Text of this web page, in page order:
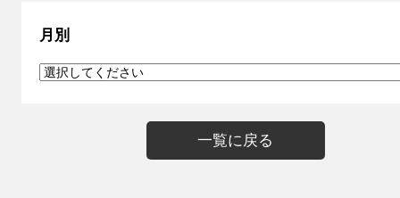
月別
一覧に戻る